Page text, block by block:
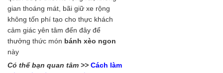
gian thoáng mát, bãi giữ xe rộng
không tốn phí tạo cho thực khách
cảm giác yên tâm đến đây để
thưởng thức món bánh xèo ngon
này
Có thể bạn quan tâm >> Cách làm